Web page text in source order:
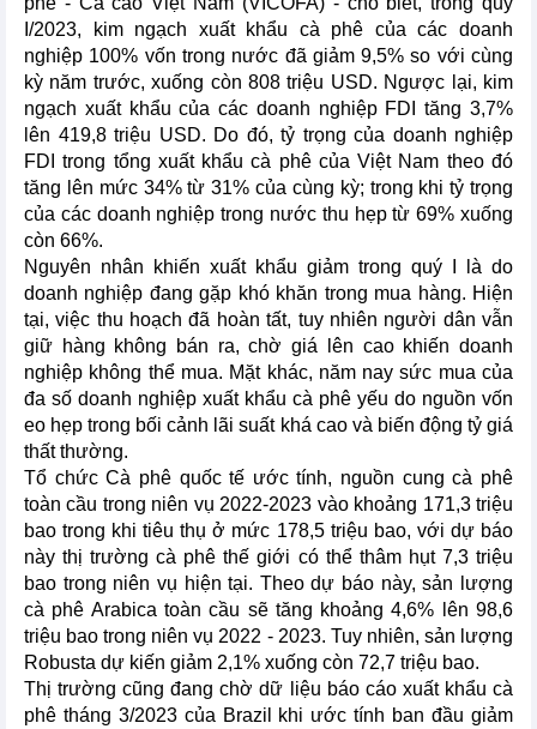
I/2023, kim ngạch xuất khẩu cà phê của các doanh
nghiệp 100% vốn trong nước đã giảm 9,5% so với cùng
kỳ năm trước, xuống còn 808 triệu USD. Ngược lại, kim
ngạch xuất khẩu của các doanh nghiệp FDI tăng 3,7%
lên 419,8 triệu USD. Do đó, tỷ trọng của doanh nghiệp
FDI trong tổng xuất khẩu cà phê của Việt Nam theo đó
tăng lên mức 34% từ 31% của cùng kỳ; trong khi tỷ trọng
của các doanh nghiệp trong nước thu hẹp từ 69% xuống
còn 66%.
Nguyên nhân khiến xuất khẩu giảm trong quý I là do
doanh nghiệp đang gặp khó khăn trong mua hàng. Hiện
tại, việc thu hoạch đã hoàn tất, tuy nhiên người dân vẫn
giữ hàng không bán ra, chờ giá lên cao khiến doanh
nghiệp không thể mua. Mặt khác, năm nay sức mua của
đa số doanh nghiệp xuất khẩu cà phê yếu do nguồn vốn
eo hẹp trong bối cảnh lãi suất khá cao và biến động tỷ giá
thất thường.
Tổ chức Cà phê quốc tế ước tính, nguồn cung cà phê
toàn cầu trong niên vụ 2022-2023 vào khoảng 171,3 triệu
bao trong khi tiêu thụ ở mức 178,5 triệu bao, với dự báo
này thị trường cà phê thế giới có thể thâm hụt 7,3 triệu
bao trong niên vụ hiện tại. Theo dự báo này, sản lượng
cà phê Arabica toàn cầu sẽ tăng khoảng 4,6% lên 98,6
triệu bao trong niên vụ 2022 - 2023. Tuy nhiên, sản lượng
Robusta dự kiến giảm 2,1% xuống còn 72,7 triệu bao.
Thị trường cũng đang chờ dữ liệu báo cáo xuất khẩu cà
phê tháng 3/2023 của Brazil khi ước tính ban đầu giảm